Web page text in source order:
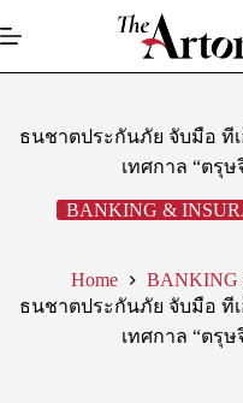
to
ธนชาตประกันภัย จับมือ ที
เทศกาล “ตรุ
BANKING &
Home
BANKING
ธนชาตประกันภัย จับมือ ที
เทศกาล “ตรุ